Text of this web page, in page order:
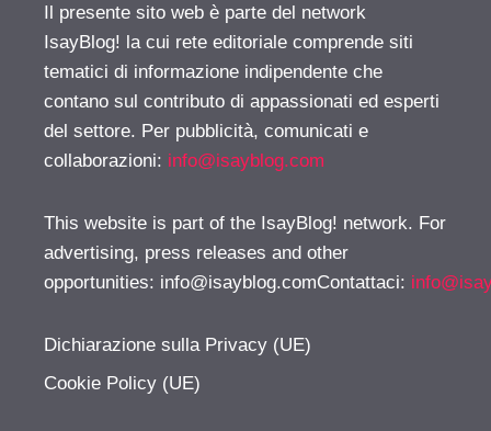
Il presente sito web è parte del network
IsayBlog! la cui rete editoriale comprende siti
tematici di informazione indipendente che
contano sul contributo di appassionati ed esperti
del settore. Per pubblicità, comunicati e
collaborazioni: info@isayblog.com
This website is part of the IsayBlog! network. For
advertising, press releases and other
opportunities: info@isayblog.comContattaci:
Dichiarazione sulla Privacy (UE)
Cookie Policy (UE)